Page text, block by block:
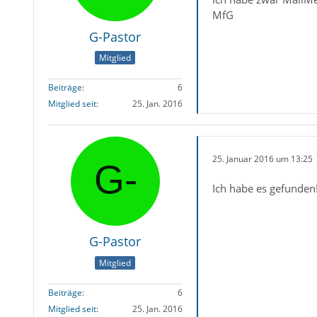
G-Pastor
Mitglied
Beiträge
6
Mitglied seit
25. Jan. 2016
MfG
G-Pastor
Mitglied
Beiträge
6
Mitglied seit
25. Jan. 2016
25. Januar 2016 um 13:25
Ich habe es